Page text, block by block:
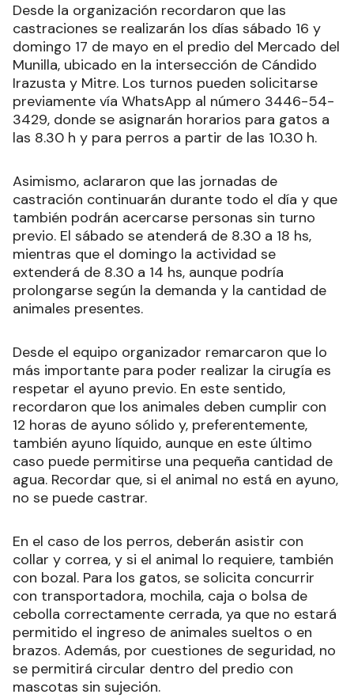
Desde la organización recordaron que las
castraciones se realizarán los días sábado 16 y
domingo 17 de mayo en el predio del Mercado del
Munilla, ubicado en la intersección de Cándido
Irazusta y Mitre. Los turnos pueden solicitarse
previamente vía WhatsApp al número 3446-54-
3429, donde se asignarán horarios para gatos a
las 8.30 h y para perros a partir de las 10.30 h.
Asimismo, aclararon que las jornadas de
castración continuarán durante todo el día y que
también podrán acercarse personas sin turno
previo. El sábado se atenderá de 8.30 a 18 hs,
mientras que el domingo la actividad se
extenderá de 8.30 a 14 hs, aunque podría
prolongarse según la demanda y la cantidad de
animales presentes.
Desde el equipo organizador remarcaron que lo
más importante para poder realizar la cirugía es
respetar el ayuno previo. En este sentido,
recordaron que los animales deben cumplir con
12 horas de ayuno sólido y, preferentemente,
también ayuno líquido, aunque en este último
caso puede permitirse una pequeña cantidad de
agua. Recordar que, si el animal no está en ayuno,
no se puede castrar.
En el caso de los perros, deberán asistir con
collar y correa, y si el animal lo requiere, también
con bozal. Para los gatos, se solicita concurrir
con transportadora, mochila, caja o bolsa de
cebolla correctamente cerrada, ya que no estará
permitido el ingreso de animales sueltos o en
brazos. Además, por cuestiones de seguridad, no
se permitirá circular dentro del predio con
mascotas sin sujeción.